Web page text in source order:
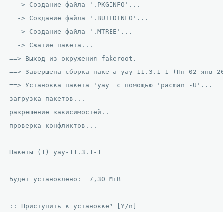
-> Создание файла '.PKGINFO'...
-> Создание файла '.BUILDINFO'...
-> Создание файла '.MTREE'...
-> Сжатие пакета...
==> Выход из окружения fakeroot.
==> Завершена сборка пакета yay 11.3.1-1 (Пн 02 янв
==> Установка пакета 'yay' с помощью 'pacman -U'...
загрузка пакетов...
разрешение зависимостей...
проверка конфликтов...
Пакеты (1) yay-11.3.1-1
Будет установлено:  7,30 MiB
:: Приступить к установке? [Y/n]